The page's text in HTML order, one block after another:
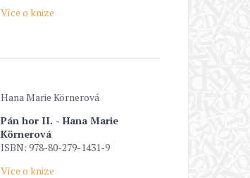
Více o knize
Hana Marie Körnerová
Pán hor II. - Hana Marie
Körnerová
ISBN: 978-80-279-1431-9
Více o knize